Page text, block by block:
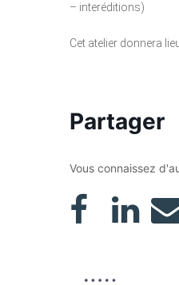
– interéditions)
Cet atelier donnera
Partager
Vous connaissez